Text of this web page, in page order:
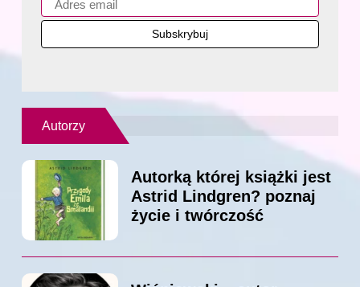
Autorzy
Autorką której książki jest
Astrid Lindgren? poznaj
życie i twórczość